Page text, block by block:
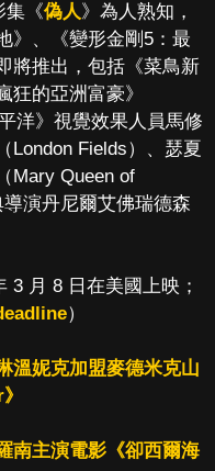
集《偽人》為人熟知，
》、《變形金剛5：最
將推出，包括《菜鳥新
狂的亞洲富豪》
洋》視覺效果人員馬修
London Fields）、瑟夏
Mary Queen of
演丹尼爾艾佛瑞德森
3 月 8 日在美國上映；
）
溫妮克加盟麥德米克山
南主演電影《卻西爾海